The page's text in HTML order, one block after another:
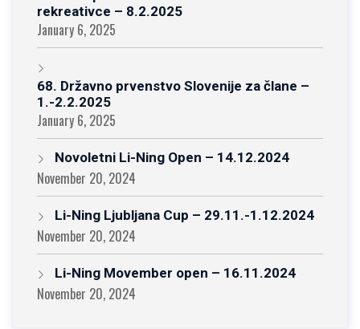
rekreativce – 8.2.2025
January 6, 2025
68. Državno prvenstvo Slovenije za člane –
1.-2.2.2025
January 6, 2025
Novoletni Li-Ning Open – 14.12.2024
November 20, 2024
Li-Ning Ljubljana Cup – 29.11.-1.12.2024
November 20, 2024
Li-Ning Movember open – 16.11.2024
November 20, 2024